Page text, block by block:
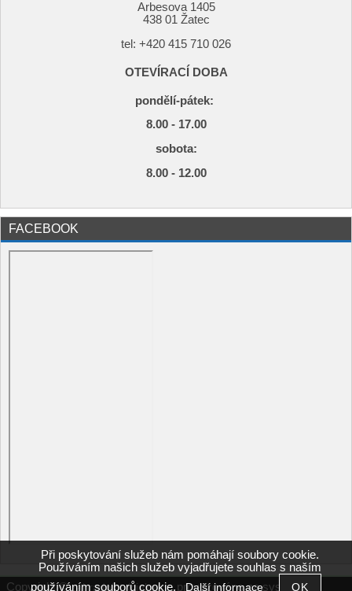
Arbesova 1405
438 01 Žatec
tel: +420 415 710 026
OTEVÍRACÍ DOBA
pondělí-pátek:
8.00 - 17.00
sobota:
8.00 - 12.00
FACEBOOK
Copyright ©zahradnictvicinke.cz,provozováno na systému
Při poskytování služeb nám pomáhají soubory cookie.
Používáním našich služeb vyjadřujete souhlas s naším
používáním souborů cookie.Další informace